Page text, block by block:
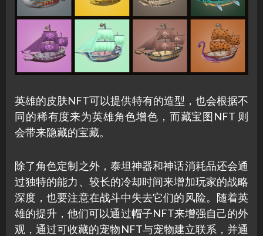
英雄的皮肤NFT可以提供特有的造型，也会根据不
同的稀有度来为英雄角色增色，而藏宝图NFT 则
会带来隐藏的宝藏。
除了角色定制之外，泰坦神器和神话消耗品还会通
过独特的能力、较长的冷却时间来增加玩家的战略
深度，也要注意在战斗中失去它们的风险。随着英
雄的提升，他们可以通过帽子NFT来增强自己的外
观，通过可收藏的宠物NFT与宠物建立联系，并通